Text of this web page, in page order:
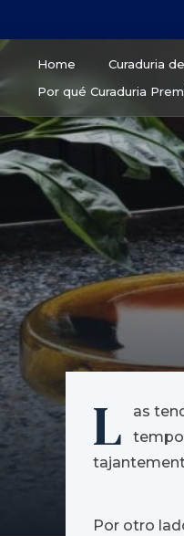
Home
Curaduria
Por qué Curaduria
L
as
Por otro